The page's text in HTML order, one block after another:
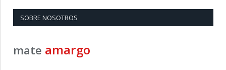
SOBRE NOSOTROS
mate amargo